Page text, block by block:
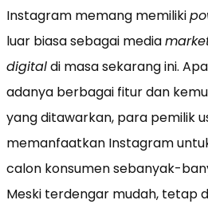
Instagram memang memiliki
luar biasa sebagai media
digitaldi masa sekarang ini.
adanya berbagai fitur dan
yang ditawarkan, para pemilik
memanfaatkan Instagram
calon konsumen sebanyak-
Meski terdengar mudah, tetap